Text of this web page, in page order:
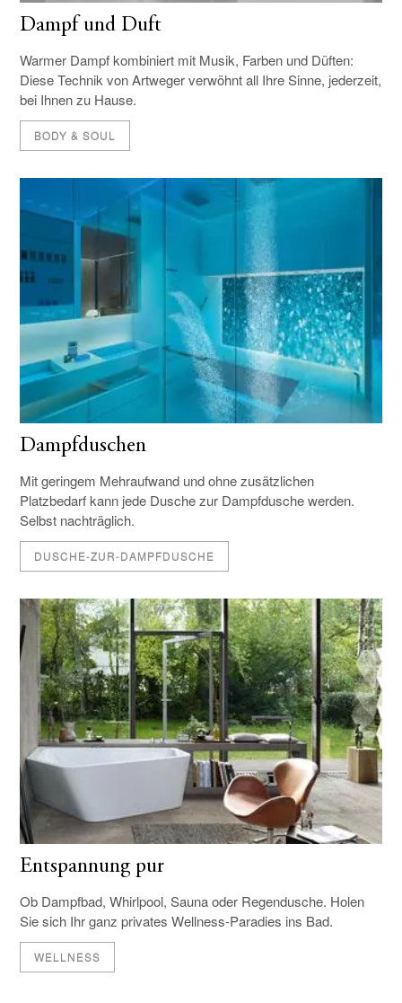
Dampf und Duft
Warmer Dampf kombiniert mit Musik, Farben und Düften:
Diese Technik von Artweger verwöhnt all Ihre Sinne, jederzeit,
bei Ihnen zu Hause.
BODY & SOUL
Dampfduschen
Mit geringem Mehraufwand und ohne zusätzlichen
Platzbedarf kann jede Dusche zur Dampfdusche werden.
Selbst nachträglich.
DUSCHE-ZUR-DAMPFDUSCHE
Entspannung pur
Ob Dampfbad, Whirlpool, Sauna oder Regendusche. Holen
Sie sich Ihr ganz privates Wellness-Paradies ins Bad.
WELLNESS